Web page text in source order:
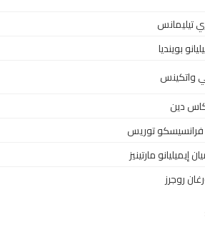
تيليمانس
بوينديا
واتكينس
دين
فرانسيسكو توريس
إيميليانو مارتينيز
روجرز